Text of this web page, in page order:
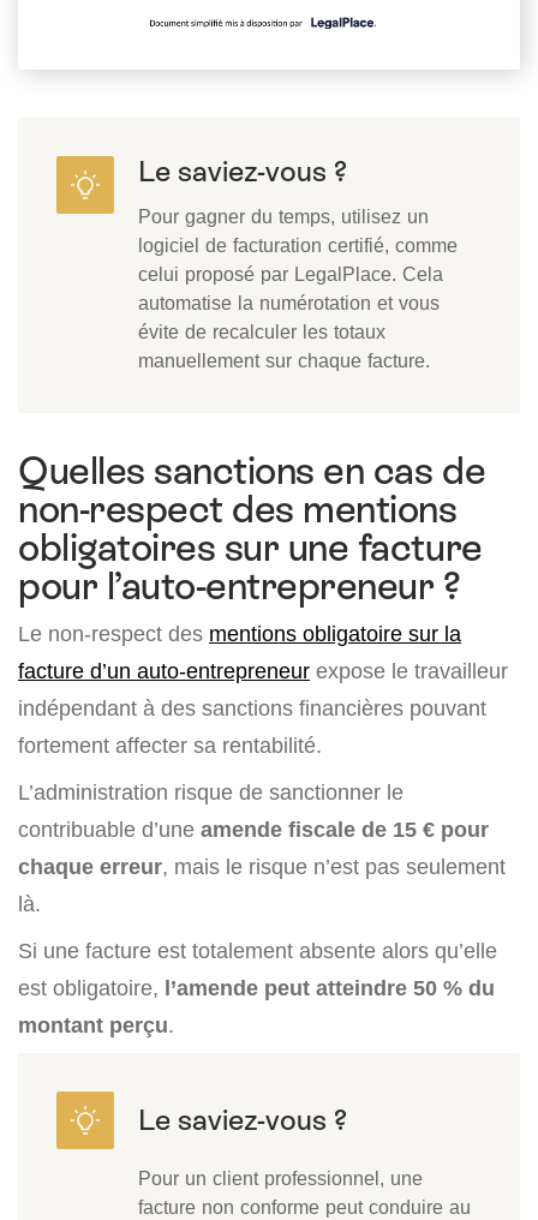
Le saviez-vous ?
Pour gagner du temps, utilisez un
logiciel de facturation certifié, comme
celui proposé par LegalPlace. Cela
automatise la numérotation et vous
évite de recalculer les totaux
manuellement sur chaque facture.
Quelles sanctions en cas de
non-respect des mentions
obligatoires sur une facture
pour l’auto-entrepreneur ?
Le non-respect des mentions obligatoire sur la
facture d’un auto-entrepreneur expose le travailleur
indépendant à des sanctions financières pouvant
fortement affecter sa rentabilité.
L’administration risque de sanctionner le
contribuable d’une amende fiscale de 15 € pour
chaque erreur, mais le risque n’est pas seulement
là.
Si une facture est totalement absente alors qu’elle
est obligatoire, l’amende peut atteindre 50 % du
montant perçu.
Pour un client professionnel, une
facture non conforme peut conduire au